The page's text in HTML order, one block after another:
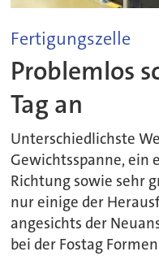
Fertigungszelle
Problemlos
Tag an
Unterschiedlichste
Gewichtsspanne, ein
Richtung sowie sehr
nur einige der
angesichts der
bei der Fostag